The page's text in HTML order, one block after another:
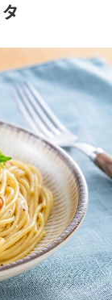
味料